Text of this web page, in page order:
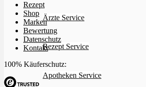
Ärzte Service
Rezept Service
Apotheken Service
Rezept
Shop
Marken
Bewertung
Datenschutz
Kontakt
100% Käuferschutz: